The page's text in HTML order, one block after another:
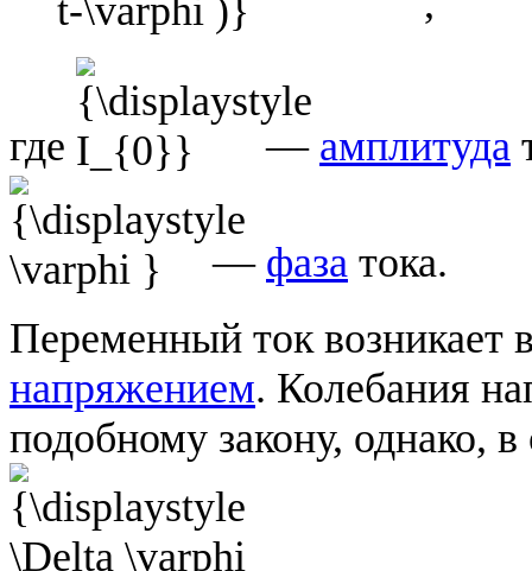
где — амплитуда
— фаза тока.
Переменный ток возникает
напряжением. Колебания
подобному закону, однако,